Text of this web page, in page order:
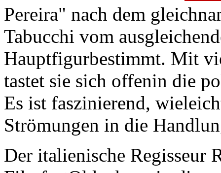
Pereira" nach dem
Tabucchi vom
Hauptfigurbestimmt. Mit
tastet sie sich offenin die
Es ist faszinierend,
Strömungen in die
Der italienische Regisseur